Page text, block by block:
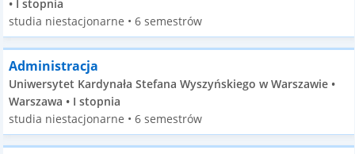
• I stopnia
studia niestacjonarne • 6 semestrów
Administracja
Uniwersytet Kardynała Stefana Wyszyńskiego w Warszawie •
Warszawa • I stopnia
studia niestacjonarne • 6 semestrów